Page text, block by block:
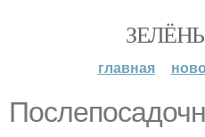
главная